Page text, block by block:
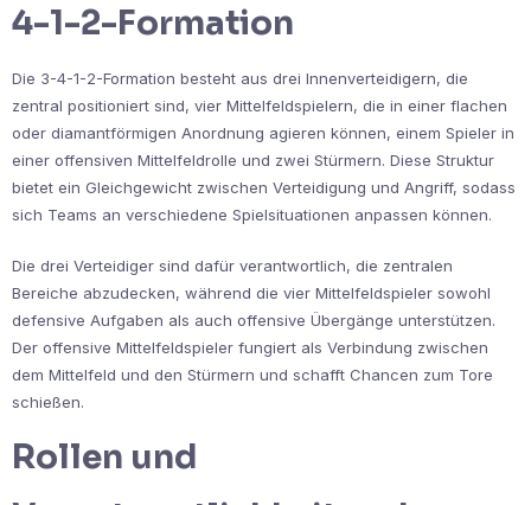
4-1-2-Formation
Die 3-4-1-2-Formation besteht aus drei Innenverteidigern, die
zentral positioniert sind, vier Mittelfeldspielern, die in einer flachen
oder diamantförmigen Anordnung agieren können, einem Spieler in
einer offensiven Mittelfeldrolle und zwei Stürmern. Diese Struktur
bietet ein Gleichgewicht zwischen Verteidigung und Angriff, sodass
sich Teams an verschiedene Spielsituationen anpassen können.
Die drei Verteidiger sind dafür verantwortlich, die zentralen
Bereiche abzudecken, während die vier Mittelfeldspieler sowohl
defensive Aufgaben als auch offensive Übergänge unterstützen.
Der offensive Mittelfeldspieler fungiert als Verbindung zwischen
dem Mittelfeld und den Stürmern und schafft Chancen zum Tore
schießen.
Rollen und